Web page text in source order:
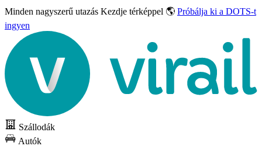
Minden nagyszerű utazás Kezdje térképpel 🌎 Próbálja ki a DOTS-t
ingyen
Szállodák
Autók